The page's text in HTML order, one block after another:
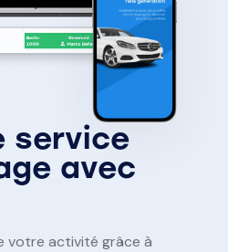
service
avec
votre activité grâce à